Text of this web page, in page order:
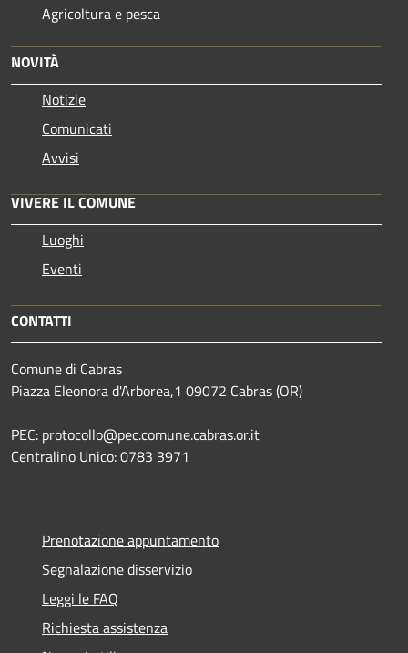
Agricoltura e pesca
NOVITÀ
Notizie
Comunicati
Avvisi
VIVERE IL COMUNE
Luoghi
Eventi
CONTATTI
Comune di Cabras
Piazza Eleonora d'Arborea,1 09072 Cabras (OR)
PEC: protocollo@pec.comune.cabras.or.it
Centralino Unico: 0783 3971
Prenotazione appuntamento
Segnalazione disservizio
Leggi le FAQ
Richiesta assistenza